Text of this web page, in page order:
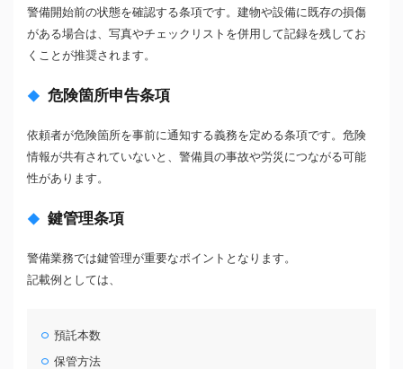
警備開始前の状態を確認する条項です。建物や設備に既存の損傷
がある場合は、写真やチェックリストを併用して記録を残してお
くことが推奨されます。
危険箇所申告条項
依頼者が危険箇所を事前に通知する義務を定める条項です。危険
情報が共有されていないと、警備員の事故や労災につながる可能
性があります。
鍵管理条項
警備業務では鍵管理が重要なポイントとなります。
記載例としては、
預託本数
保管方法